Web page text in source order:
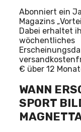
Abonniert ein
Magazins
Dabei erhaltet
wöchentliches
€ über 12
WANN
SPORT